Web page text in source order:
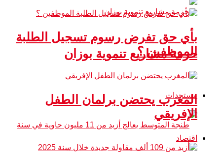
حزمة مشاريع تنموية بوزان
مستجدات
بأي حق تفرض رسوم تسجيل الطلبة
الموظفين ؟
المغرب يحتضن برلمان الطفل
الإفريقي
اقتصاد